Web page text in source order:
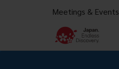
Meetings & Events